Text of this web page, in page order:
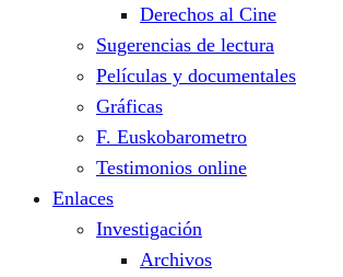
Derechos al Cine
Sugerencias de lectura
Películas y documentales
Gráficas
F. Euskobarometro
Testimonios online
Enlaces
Investigación
Archivos